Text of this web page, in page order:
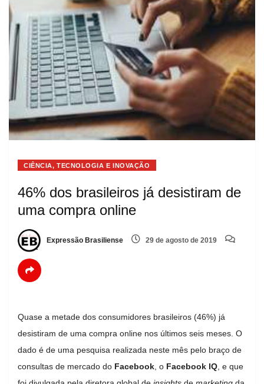
CIÊNCIA, TECNOLOGIA E INOVAÇÃO
46% dos brasileiros já desistiram de
uma compra online
Expressão Brasiliense 29 de agosto de 2019
Quase a metade dos consumidores brasileiros (46%) já
desistiram de uma compra online nos últimos seis meses. O
dado é de uma pesquisa realizada neste mês pelo braço de
consultas de mercado do Facebook , o Facebook IQ , e que